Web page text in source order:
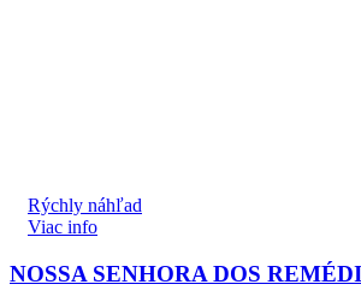
Rýchly náhľad
Viac info
NOSSA SENHORA DOS